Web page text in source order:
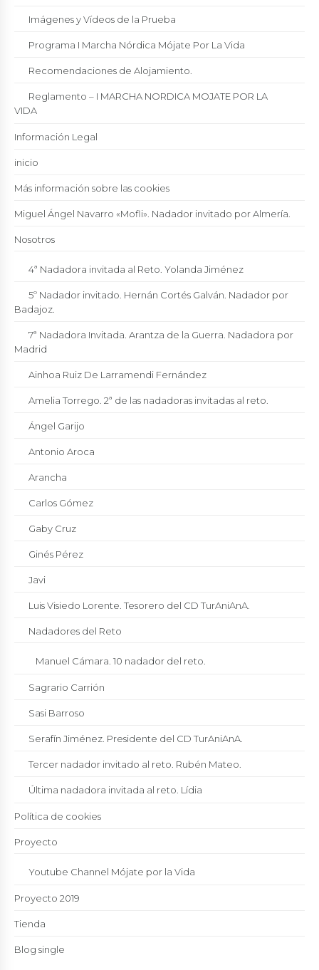
Imágenes y Vídeos de la Prueba
Programa I Marcha Nórdica Mójate Por La Vida
Recomendaciones de Alojamiento.
Reglamento – I MARCHA NORDICA MOJATE POR LA
VIDA
Información Legal
inicio
Más información sobre las cookies
Miguel Ángel Navarro «Mofli». Nadador invitado por Almería.
Nosotros
4ª Nadadora invitada al Reto. Yolanda Jiménez
5º Nadador invitado. Hernán Cortés Galván. Nadador por
Badajoz.
7ª Nadadora Invitada. Arantza de la Guerra. Nadadora por
Madrid
Ainhoa Ruiz De Larramendi Fernández
Amelia Torrego. 2ª de las nadadoras invitadas al reto.
Ángel Garijo
Antonio Aroca
Arancha
Carlos Gómez
Gaby Cruz
Ginés Pérez
Javi
Luis Visiedo Lorente. Tesorero del CD TurAniAnA.
Nadadores del Reto
Manuel Cámara. 10 nadador del reto.
Sagrario Carrión
Sasi Barroso
Serafín Jiménez. Presidente del CD TurAniAnA.
Tercer nadador invitado al reto. Rubén Mateo.
Última nadadora invitada al reto. Lídia
Política de cookies
Proyecto
Youtube Channel Mójate por la Vida
Proyecto 2019
Tienda
Blog single